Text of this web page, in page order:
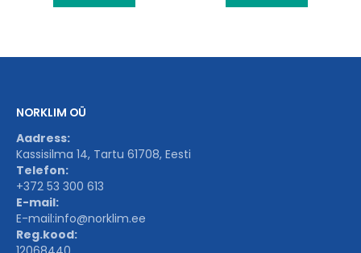
NORKLIM OÜ
Aadress:
Kassisilma 14, Tartu 61708, Eesti
Telefon:
+372 53 300 613
E-mail:
E-mail:info@norklim.ee
Reg.kood: